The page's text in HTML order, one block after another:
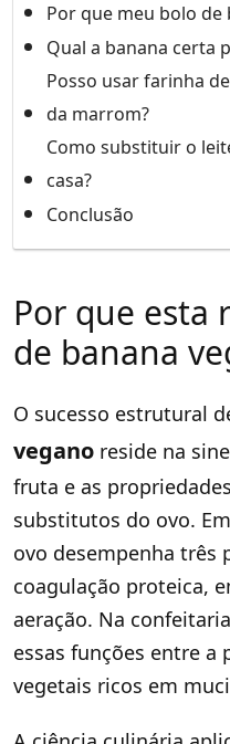
Por que meu bolo de
Qual a banana certa
Posso usar farinha
da marrom?
Como substituir o
casa?
Conclusão
Por que esta
de banana
O sucesso estrutural
vegano reside na
fruta e as
substitutos do ovo.
ovo desempenha três
coagulação proteica,
aeração. Na
essas funções entre a
vegetais ricos em